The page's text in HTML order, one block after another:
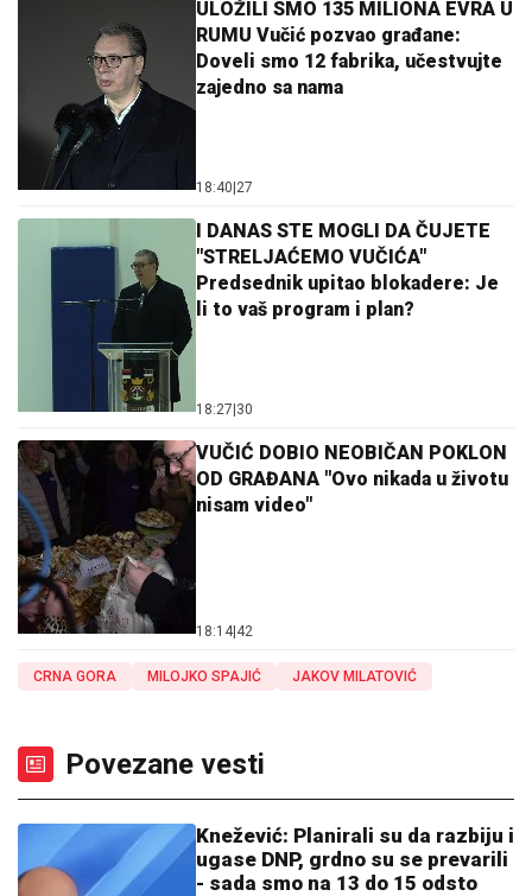
ULOŽILI SMO 135 MILIONA EVRA U
RUMU Vučić pozvao građane:
Doveli smo 12 fabrika, učestvujte
zajedno sa nama
18:40 27
I DANAS STE MOGLI DA ČUJETE
"STRELJAĆEMO VUČIĆA"
Predsednik upitao blokadere: Je
li to vaš program i plan?
18:27 30
VUČIĆ DOBIO NEOBIČAN POKLON
OD GRAĐANA "Ovo nikada u životu
nisam video"
18:14 42
CRNA GORA MILOJKO SPAJIĆ JAKOV MILATOVIĆ
Povezane vesti
Knežević: Planirali su da razbiju i
ugase DNP, grdno su se prevarili
- sada smo na 13 do 15 odsto